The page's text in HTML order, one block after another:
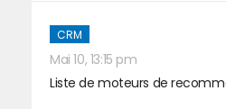
CRM
Mai 10, 13:15 pm
Liste de moteurs de